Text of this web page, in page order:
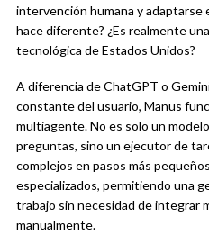
intervención humana y adaptarse
hace diferente? ¿Es realmente
tecnológica de Estados Unidos?
A diferencia de ChatGPT o
constante del usuario, Manus
multiagente. No es solo un
preguntas, sino un ejecutor de
complejos en pasos más
especializados, permitiendo una
trabajo sin necesidad de integrar
manualmente.